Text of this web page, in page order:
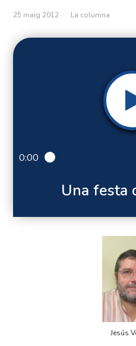
25 maig 2012 La columna
0:00
Una festa
Jesús